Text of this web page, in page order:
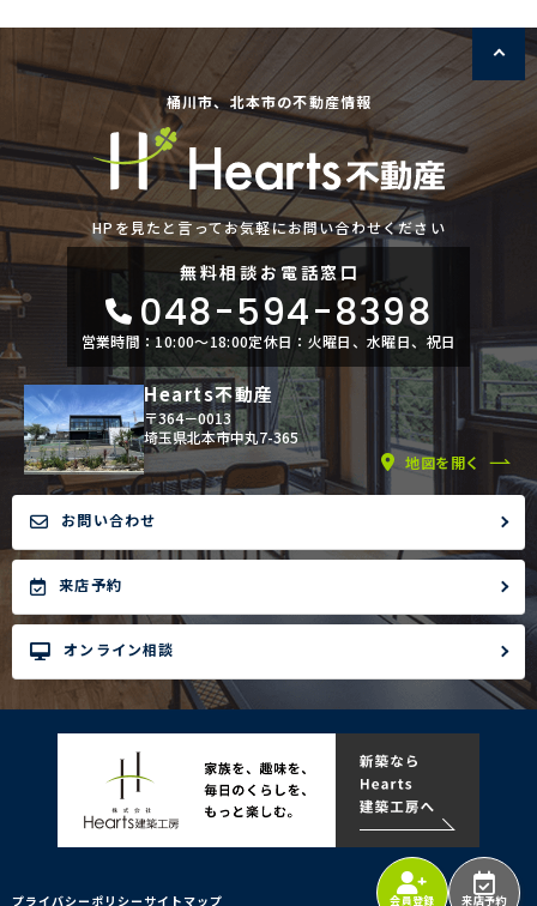
会員登録 来店予約
桶川市、北本市の不動産情報
HPを見たと言ってお気軽にお問い合わせください
無料相談お電話窓口
048-594-8398
営業時間：10:00〜18:00定休日：火曜日、水曜日、祝日
Hearts不動産
〒364－0013
埼玉県北本市中丸7-365
地図を開く
お問い合わせ
来店予約
オンライン相談
プライバシーポリシー サイトマップ